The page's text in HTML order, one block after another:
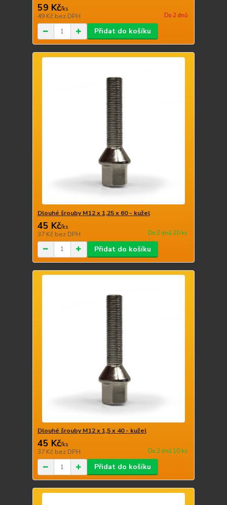
59 Kč/ks
49 Kč bez DPH Do 2 dnů
Přidat do košíku
Dlouhé šrouby M12 x 1,25 x 60 - kužel
45 Kč/ks
37 Kč bez DPH Do 2 dnů 20 ks
Přidat do košíku
Dlouhé šrouby M12 x 1,5 x 40 - kužel
45 Kč/ks
37 Kč bez DPH Do 2 dnů 10 ks
Přidat do košíku